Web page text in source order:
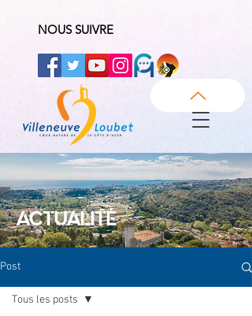
NOUS SUIVRE
ACTUALITÉ
Post
Tous les posts